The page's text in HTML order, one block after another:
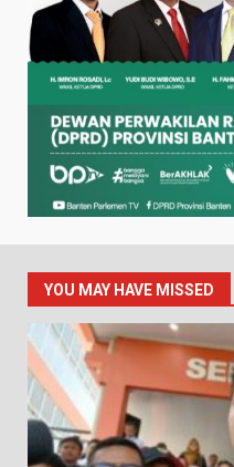
YOU MAY HAVE MISSED